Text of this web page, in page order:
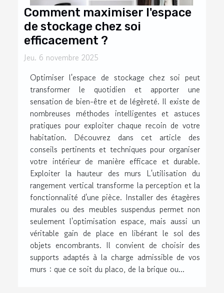
Comment maximiser l'espace
de stockage chez soi
efficacement ?
Jeu. 6 novembre 2025
Optimiser l'espace de stockage chez soi peut
transformer le quotidien et apporter une
sensation de bien-être et de légèreté. Il existe de
nombreuses méthodes intelligentes et astuces
pratiques pour exploiter chaque recoin de votre
habitation. Découvrez dans cet article des
conseils pertinents et techniques pour organiser
votre intérieur de manière efficace et durable.
Exploiter la hauteur des murs L'utilisation du
rangement vertical transforme la perception et la
fonctionnalité d'une pièce. Installer des étagères
murales ou des meubles suspendus permet non
seulement l'optimisation espace, mais aussi un
véritable gain de place en libérant le sol des
objets encombrants. Il convient de choisir des
supports adaptés à la charge admissible de vos
murs : que ce soit du placo, de la brique ou...